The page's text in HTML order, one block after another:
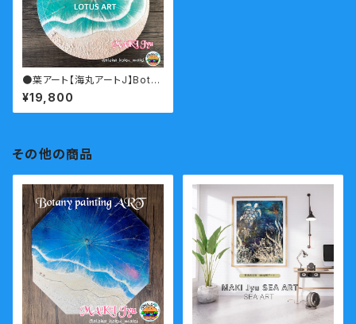
●葉アート【海丸アートJ】Bota
ny painting
¥19,800
その他の商品